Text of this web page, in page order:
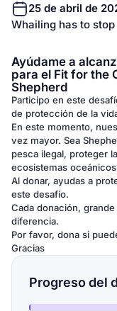
25 de abril de
Whailing has to stop
Ayúdame a
para el Fit for the
Shepherd
Participo en este
de protección de la
En este momento,
vez mayor. Sea
pesca ilegal, proteger
ecosistemas
Al donar, ayudas a
este desafío.
Cada donación,
diferencia.
Por favor, dona si
Gracias
Progreso del